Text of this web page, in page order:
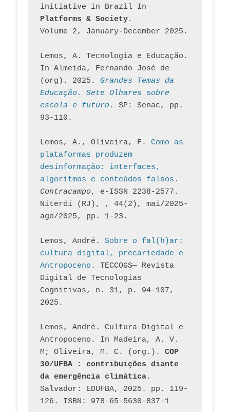
initiative in Brazil In
Platforms & Society.
Volume 2, January-December 2025.
Lemos, A. Tecnologia e Educação.
In Almeida, Fernando José de
(org). 2025. Grandes Temas da
Educação. Sete Olhares sobre
escola e futuro. SP: Senac, pp.
93-110.
Lemos, A., Oliveira, F. Como as
plataformas produzem
desinformação: interfaces,
algoritmos e conteúdos falsos
Contracampo, e-ISSN 2238-2577.
Niterói (RJ), , 44(2), mai/2025-
ago/2025, pp. 1-23.
Lemos, André. Sobre o fal(h)ar:
cultura digital, precariedade e
Antropoceno . TECCOGS— Revista
Digital de Tecnologias
Cognitivas, n. 31, p. 94-107,
2025.
Lemos, André. Cultura Digital e
Antropoceno. In Madeira, A. V.
M; Oliveira, M. C. (org.). COP
30/UFBA : contribuições diante
da emergência climática.
Salvador: EDUFBA, 2025. pp. 119-
126. ISBN: 978-65-5630-837-1